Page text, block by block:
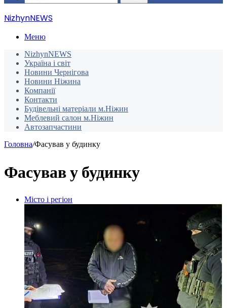
NizhynNEWS
Меню
NizhynNEWS
Україна і світ
Новини Чернігова
Новини Ніжина
Компанії
Контакти
Будівельні матеріали м.Ніжин
Меблевий салон м.Ніжин
Автозапчастини
Головна/Фасував у будинку
Фасував у будинку
Місто і регіон